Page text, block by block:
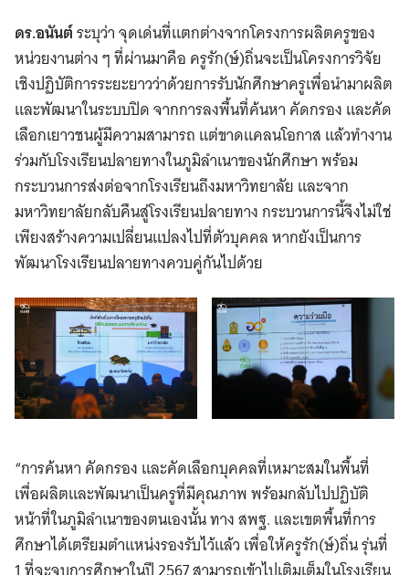
ดร.อนันต์ระบุว่า จุดเด่นที่แตกต่างจากโครงการผลิตครูของ
หน่วยงานต่าง ๆ ที่ผ่านมาคือ ครูรัก(ษ์)ถิ่นจะเป็นโครงการวิจัย
เชิงปฏิบัติการระยะยาวว่าด้วยการรับนักศึกษาครูเพื่อนำมาผลิต
และพัฒนาในระบบปิด จากการลงพื้นที่ค้นหา คัดกรอง และคัด
เลือกเยาวชนผู้มีความสามารถ แต่ขาดแคลนโอกาส แล้วทำงาน
ร่วมกับโรงเรียนปลายทางในภูมิลำเนาของนักศึกษา พร้อม
กระบวนการส่งต่อจากโรงเรียนถึงมหาวิทยาลัย และจาก
มหาวิทยาลัยกลับคืนสู่โรงเรียนปลายทาง กระบวนการนี้จึงไม่ใช่
เพียงสร้างความเปลี่ยนแปลงไปที่ตัวบุคคล หากยังเป็นการ
พัฒนาโรงเรียนปลายทางควบคู่กันไปด้วย
“การค้นหา คัดกรอง และคัดเลือกบุคคลที่เหมาะสมในพื้นที่
เพื่อผลิตและพัฒนาเป็นครูที่มีคุณภาพ พร้อมกลับไปปฏิบัติ
หน้าที่ในภูมิลำเนาของตนเองนั้น ทาง สพฐ. และเขตพื้นที่การ
ศึกษาได้เตรียมตำแหน่งรองรับไว้แล้ว เพื่อให้ครูรัก(ษ์)ถิ่น รุ่นที่